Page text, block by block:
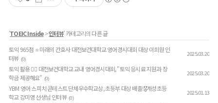
'TOEIC Inside>인터뷰' 카테고리의 다른 글
토익 965점 ⭐ 미래의 간호사 대전보건대학교 영어경시대회 대상 이희원 인
터뷰 (0)
2025.03.20
토익 활용 👉🏻 대전보건대학교 교내 영어경시대회, "토익 응시료 지원과 장
학금 제공해요" (0)
2025.03.20
YBM 영어 스피치 콘테스트 단체우수학교상, 초등부 대상 배출!🎖️계성초등
학교 강미영 선생님 인터뷰 (0)
2025.01.13